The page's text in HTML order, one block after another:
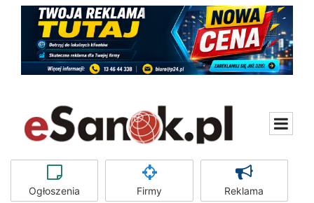
Ogłoszenia Firmy Reklama